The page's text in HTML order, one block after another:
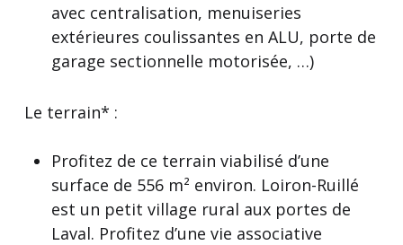
avec centralisation, menuiseries
extérieures coulissantes en ALU, porte de
garage sectionnelle motorisée, …)
Le terrain* :
Profitez de ce terrain viabilisé d’une
surface de 556 m² environ. Loiron-Ruillé
est un petit village rural aux portes de
Laval. Profitez d’une vie associative